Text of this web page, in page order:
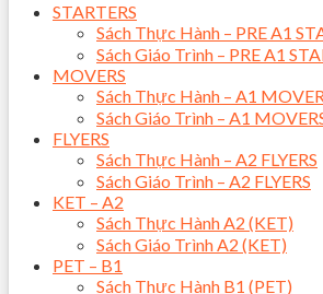
STARTERS
Sách Thực Hành – PRE A1
Sách Giáo Trình – PRE A1
MOVERS
Sách Thực Hành – A1
Sách Giáo Trình – A1
FLYERS
Sách Thực Hành – A2 FLYERS
Sách Giáo Trình – A2 FLYERS
KET – A2
Sách Thực Hành A2 (KET)
Sách Giáo Trình A2 (KET)
PET – B1
Sách Thực Hành B1 (PET)